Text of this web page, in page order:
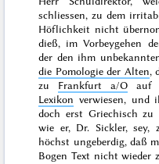
schliessen, zu dem
Höflichkeit nicht
dieß, im Vorbeygehen
der den ihm
die Pomologie der Alten,
zu Frankfurt a/Oauf
Lexikon verwiesen, und
doch erst Griechisch zu
wie er, Dr. Sickler,
höchst ungeberdig, daß
Bogen Text nicht wieder